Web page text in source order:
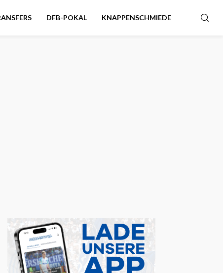
DFB-POKAL KNAPPENSCHMIEDE